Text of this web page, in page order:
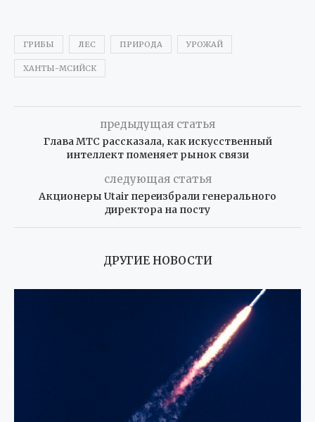
ГРИБЫ ЛЕС ПРИРОДА УРОЖАЙ
ХАНТЫ-МСИЙСК
предыдущая статья
Глава МТС рассказала, как искусственный
интеллект поменяет рынок связи
следующая статья
Акционеры Utair переизбрали генерального
директора на посту
ДРУГИЕ НОВОСТИ